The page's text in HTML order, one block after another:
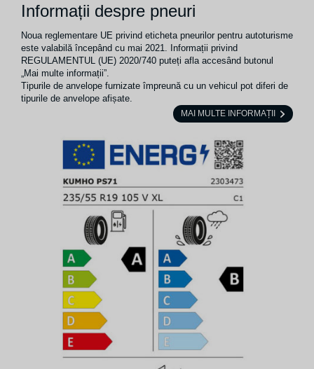
Informații despre pneuri
Noua reglementare UE privind eticheta pneurilor pentru autoturisme
este valabilă începând cu mai 2021. Informații privind
REGULAMENTUL (UE) 2020/740 puteți afla accesând butonul
„Mai multe informații”.
Tipurile de anvelope furnizate împreună cu un vehicul pot diferi de
tipurile de anvelope afișate.
MAI MULTE INFORMAȚII